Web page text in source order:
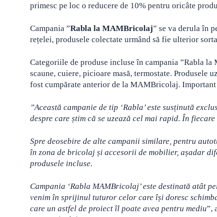
primesc pe loc o reducere de 10% pentru oricâte
Campania ”Rabla la MAMBricolaj” se va derula în
rețelei, produsele colectate urmând să fie ulterior
Categoriile de produse incluse în campania ”Rabla
scaune, cuiere, picioare masă, termostate. Produsele
fost cumpărate anterior de la MAMBricolaj.
”Această campanie de tip ‘Rabla’ este susținută
despre care știm că se uzează cel mai rapid. În
Spre deosebire de alte campanii similare, pentru
în zona de bricolaj și accesorii de mobilier, așadar
produsele incluse.
Campania ‘Rabla MAMBricolaj’ este destinată atât
venim în sprijinul tuturor celor care își doresc
care un astfel de proiect îl poate avea pentru mediu”,